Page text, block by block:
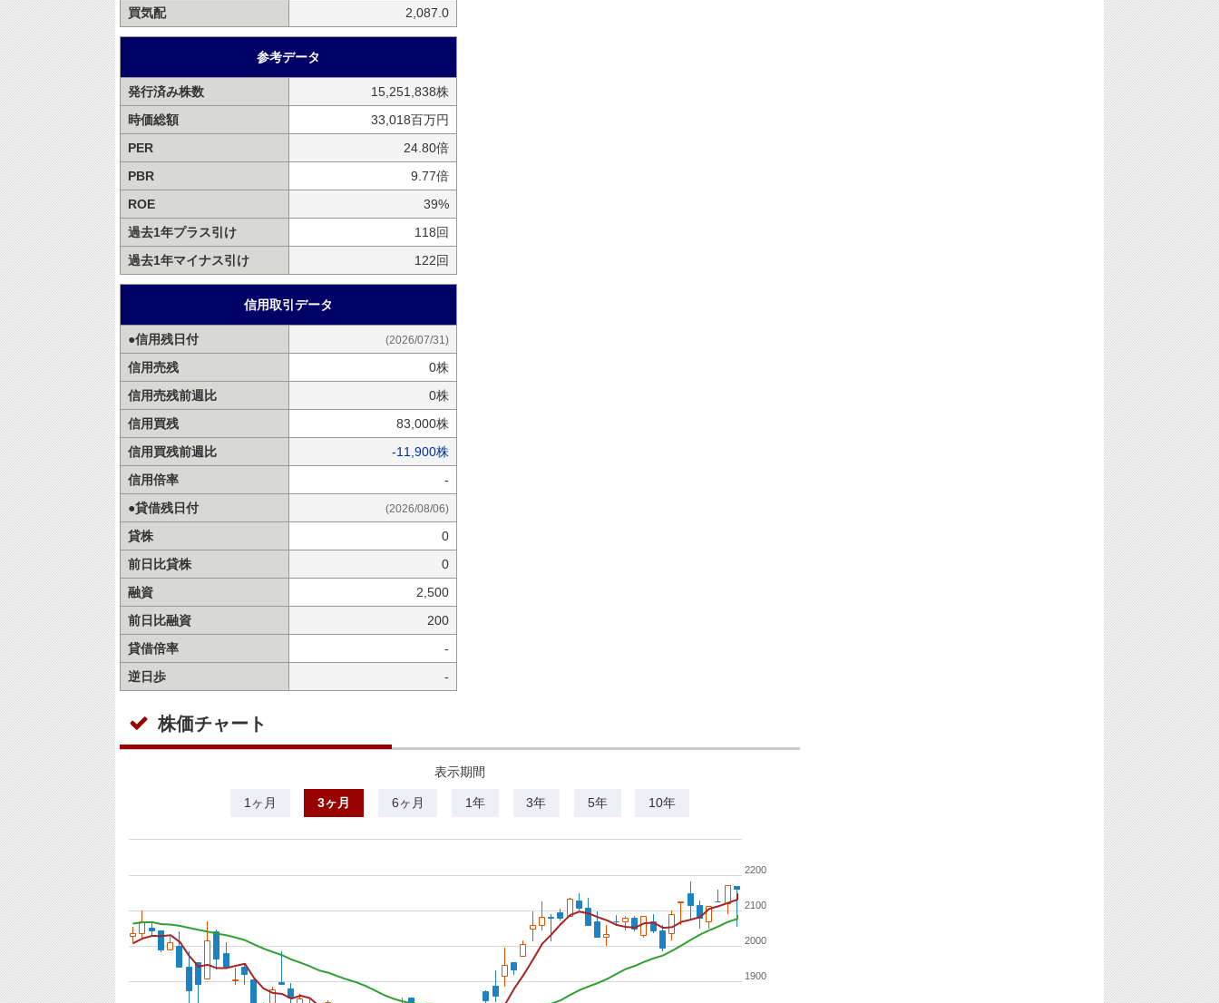
買気配
2,087.0
参考データ
発行済み株数
15,251,838株
時価総額
33,018百万円
PER
24.80倍
PBR
9.77倍
ROE
39%
過去1年プラス引け
118回
過去1年マイナス引け
122回
信用取引データ
●信用残日付 (2026/07/31)
信用売残
0株
信用売残前週比
0株
信用買残
83,000株
信用買残前週比
-11,900株
信用倍率
-
●貸借残日付
(2026/08/06)
貸株
0
前日比貸株
0
融資
2,500
前日比融資
200
貸借倍率
-
逆日歩
-
株価チャート
表示期間
1ヶ月 3ヶ月 6ヶ月 1年 3年 5年 10年
1900
2000
2100
2200